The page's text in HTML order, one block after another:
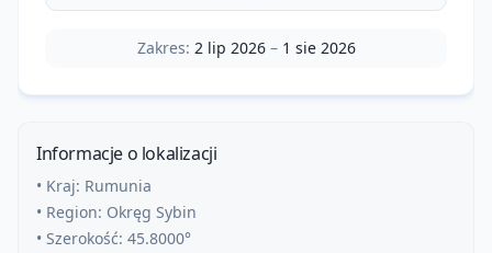
Zakres: 2 lip 2026– 1 sie 2026
Informacje o lokalizacji
• Kraj: Rumunia
• Region: Okręg Sybin
• Szerokość: 45.8000°